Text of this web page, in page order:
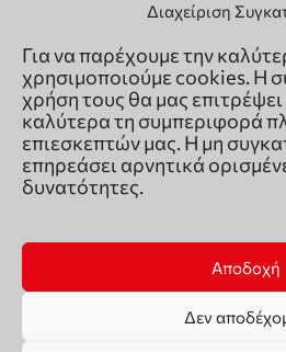
Διαχείριση
Για να παρέχουμε την
χρησιμοποιούμε cookies. Η
χρήση τους θα μας
καλύτερα τη συμπεριφορά
επιεσκεπτών μας. Η μη
επηρεάσει αρνητικά
δυνατότητες.
Αποδοχή
Δεν